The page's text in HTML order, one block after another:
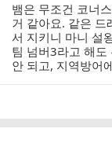
부
뱀은 무조건 코너
거 같아요. 같은 드
서 지키니 마니 설
팀 넘버3라고 해도
안 되고, 지역방어